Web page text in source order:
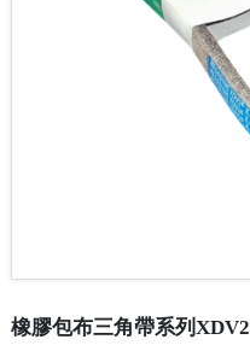
橡膠包布三角帶系列XDV2